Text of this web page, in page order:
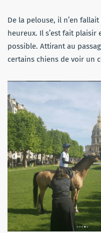
De la pelouse, il n’en
heureux. Il s’est fait
possible. Attirant au
certains chiens de voir un